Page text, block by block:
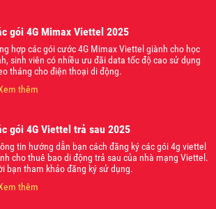
gói 4G Mimax Viettel 2025
hợp các gói cước 4G Mimax Viettel giành cho học
sinh viên có nhiều ưu đãi data tốc độ cao sử dụng
tháng cho điện thoại di động.
thêm
gói 4G Viettel trả sau 2025
tin hướng dẫn bạn cách đăng ký các gói 4g viettel
cho thuê bao di động trả sau của nhà mạng Viettel.
bạn tham khảo đăng ký sử dụng.
thêm